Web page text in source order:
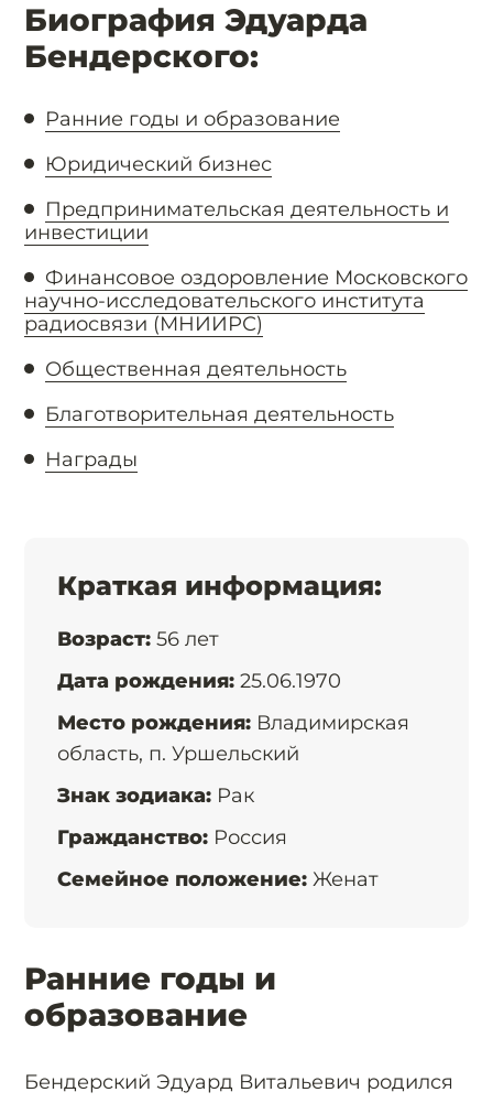
Биография Эдуарда
Бендерского:
Ранние годы и образование
Юридический бизнес
Предпринимательская деятельность и
инвестиции
Финансовое оздоровление Московского
научно-исследовательского института
радиосвязи (МНИИРС)
Общественная деятельность
Благотворительная деятельность
Награды
Краткая информация:
Возраст: 56 лет
Дата рождения: 25.06.1970
Место рождения: Владимирская
область, п. Уршельский
Знак зодиака: Рак
Гражданство: Россия
Семейное положение: Женат
Ранние годы и
образование
Бендерский Эдуард Витальевич родился